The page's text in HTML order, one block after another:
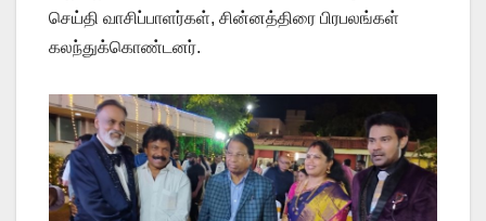
செய்தி வாசிப்பாளர்கள், சின்னத்திரை பிரபலங்கள்
கலந்துக்கொண்டனர்.